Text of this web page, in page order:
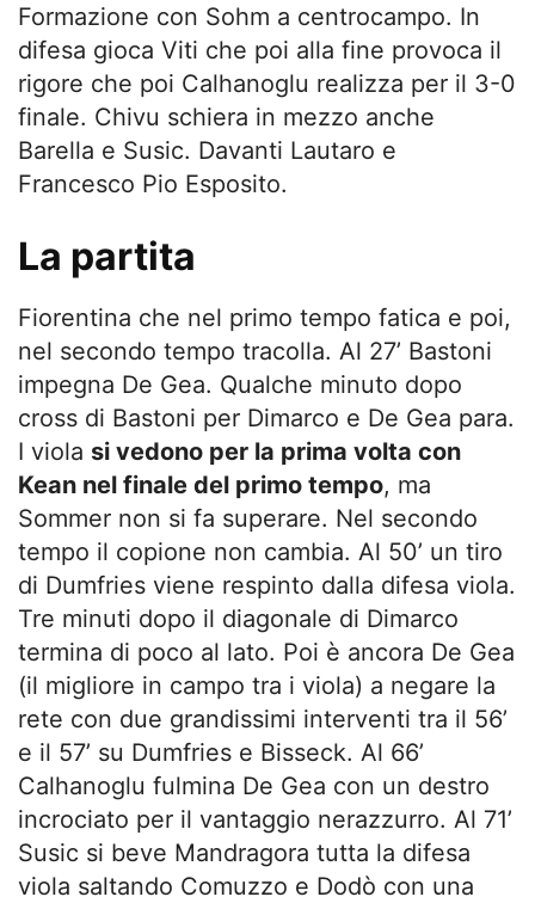
Formazione con Sohm a centrocampo. In
difesa gioca Viti che poi alla fine provoca il
rigore che poi Calhanoglu realizza per il 3-0
finale. Chivu schiera in mezzo anche
Barella e Susic. Davanti Lautaro e
Francesco Pio Esposito.
La partita
Fiorentina che nel primo tempo fatica e poi,
nel secondo tempo tracolla. Al 27’ Bastoni
impegna De Gea. Qualche minuto dopo
cross di Bastoni per Dimarco e De Gea para.
I viola si vedono per la prima volta con
Kean nel finale del primo tempo, ma
Sommer non si fa superare. Nel secondo
tempo il copione non cambia. Al 50’ un tiro
di Dumfries viene respinto dalla difesa viola.
Tre minuti dopo il diagonale di Dimarco
termina di poco al lato. Poi è ancora De Gea
(il migliore in campo tra i viola) a negare la
rete con due grandissimi interventi tra il 56’
e il 57’ su Dumfries e Bisseck. Al 66’
Calhanoglu fulmina De Gea con un destro
incrociato per il vantaggio nerazzurro. Al 71’
Susic si beve Mandragora tutta la difesa
viola saltando Comuzzo e Dodò con una